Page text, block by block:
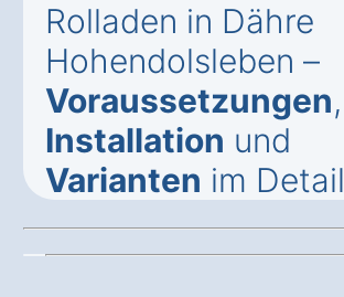
Rolladen in Dähre
Hohendolsleben –
Voraussetzungen,
Installation und
Varianten im Detail